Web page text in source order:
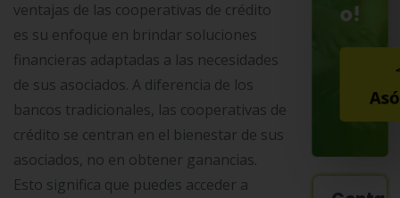
ventajas de las cooperativas de crédito
es su enfoque en brindar soluciones
financieras adaptadas a las necesidades
de sus asociados. A diferencia de los
bancos tradicionales, las cooperativas de
crédito se centran en el bienestar de sus
asociados, no en obtener ganancias.
Esto significa que puedes acceder a
o!